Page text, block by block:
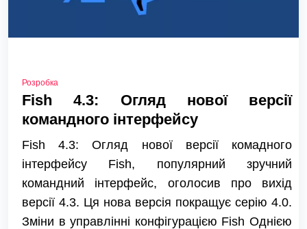
Розробка
Fish 4.3: Огляд нової версії
командного інтерфейсу
Fish 4.3: Огляд нової версії комадного
інтерфейсу Fish, популярний зручний
командний інтерфейс, оголосив про вихід
версії 4.3. Ця нова версія покращує серію 4.0.
Зміни в управлінні конфігурацією Fish Однією